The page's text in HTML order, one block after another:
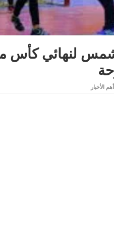
لنهائي كأس
أهم الأخبار